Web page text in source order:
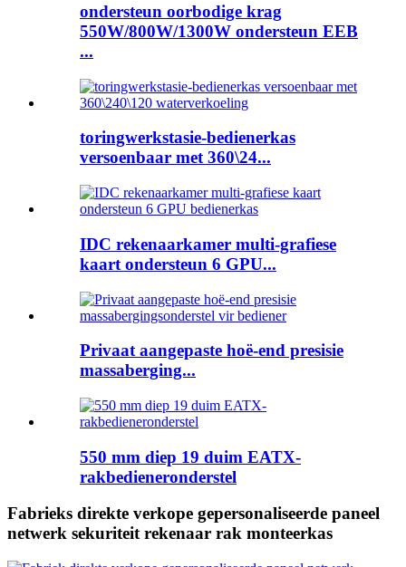
ondersteun oorbodige krag
550W/800W/1300W ondersteun EEB
...
toringwerkstasie-bedienerkas
versoenbaar met 360\24...
IDC rekenaarkamer multi-grafiese
kaart ondersteun 6 GPU...
Privaat aangepaste hoë-end presisie
massaberging...
550 mm diep 19 duim EATX-
rakbedieneronderstel
Fabrieks direkte verkope gepersonaliseerde paneel
netwerk sekuriteit rekenaar rak monteerkas